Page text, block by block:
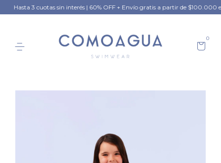
Hasta 3 cuotas sin interés | 60% OFF + Envío gratis a partir de $100.000 en
0